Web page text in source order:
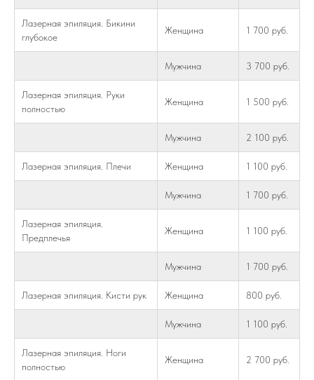
Лазерная эпиляция. Бикини
глубокое
Женщина 1 700 руб.
Мужчина 3 700 руб.
Лазерная эпиляция. Руки
полностью
Женщина 1 500 руб.
Мужчина 2 100 руб.
Лазерная эпиляция. Плечи Женщина 1 100 руб.
Мужчина 1 700 руб.
Лазерная эпиляция.
Предплечья
Женщина 1 100 руб.
Мужчина 1 700 руб.
Лазерная эпиляция. Кисти рук Женщина 800 руб.
Мужчина 1 100 руб.
Лазерная эпиляция. Ноги
полностью
Женщина 2 700 руб.